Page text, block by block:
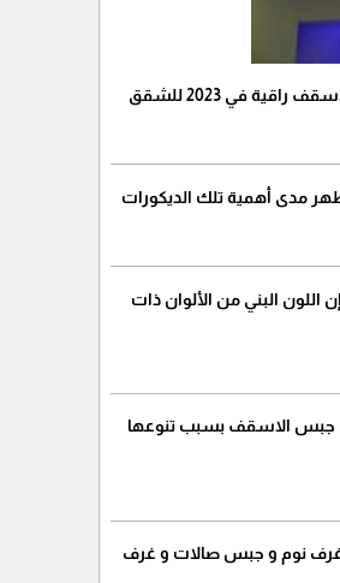
في 2023 للشقق
مدى أهمية تلك الديكورات
اللون البني من الألوان ذات
جبس الاسقف بسبب تنوعها
جبس غرف نوم و جبس صالات و غرف